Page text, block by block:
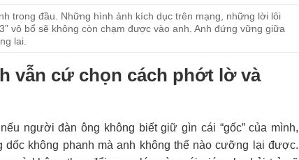
trong đầu. Những hình ảnh kích dục trên mạng, những lời lôi
vô bổ sẽ không còn chạm được vào anh. Anh đứng vững giữa
lai.
vẫn cứ chọn cách phớt lờ và
người đàn ông không biết giữ gìn cái “gốc” của mình,
dốc không phanh mà anh không thể nào cưỡng lại được.